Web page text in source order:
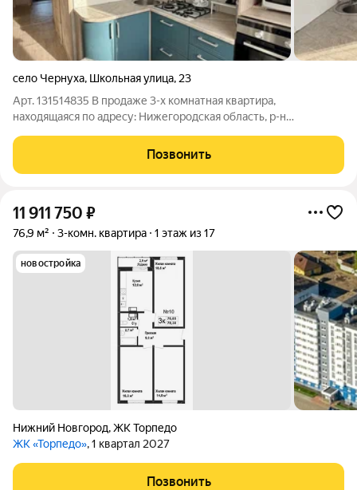
село Чернуха, Школьная улица, 23
Арт. 131514835 В продаже 3-х комнатная квартира,
находящаяся по адресу: Нижегородская область, р-н
расположена на 3ом этаже, 3-х этажного жилого дома. Общая
площадь - 61.1 м2 Кухня - 6 м2 Комнаты -
Позвонить
11 911 750 ₽
76,9 м² 3-комн. квартира 1 этаж из 17
новостройка
Нижний Новгород,ЖК Торпедо
ЖК «Торпедо», 1 квартал 2027
Позвонить